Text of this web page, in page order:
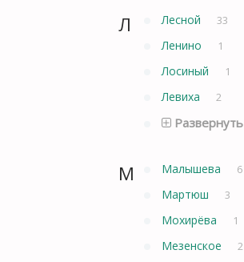
Л Лесной 33
Ленино 1
Лосиный 1
Левиха 2
Развернуть
М Малышева 6
Мартюш 3
Мохирёва 1
Мезенское 2